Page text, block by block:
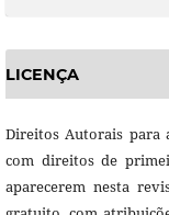
LICENÇA
Direitos Autorais para
com direitos de
aparecerem nesta